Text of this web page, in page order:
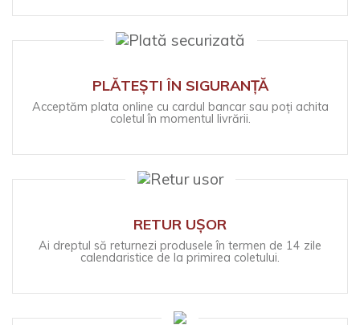
PLĂTEȘTI ÎN SIGURANȚĂ
Acceptăm plata online cu cardul bancar sau poți achita
coletul în momentul livrării.
RETUR UȘOR
Ai dreptul să returnezi produsele în termen de 14 zile
calendaristice de la primirea coletului.